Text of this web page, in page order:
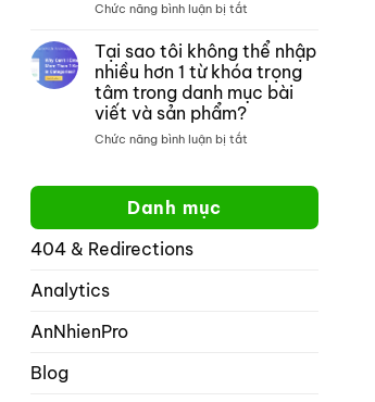
thể
soát
cách
hiển
thị
hội
Chức năng bình luận bị tắt
sao
xếp
hạng
toán
Tại sao tôi không thể nhập
nhiều hơn 1 từ khóa trọng
tâm trong danh mục bài
viết và sản phẩm?
Chức năng bình luận bị tắt
thể
Danh mục
404 & Redirections
Analytics
AnNhienPro
Blog